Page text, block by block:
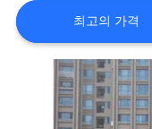
여
행
최고의 가격